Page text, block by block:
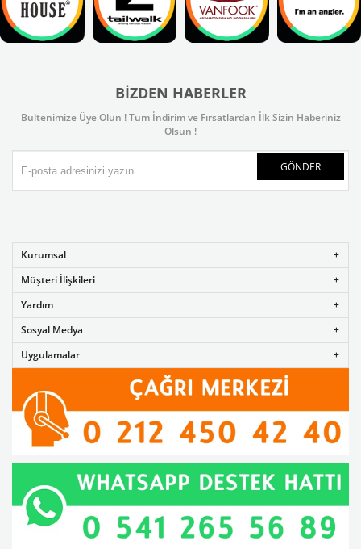
BIZDEN HABERLER
Bültenimize Üye Olun ! Tüm İndirim ve Fırsatlardan İlk Sizin Haberiniz
Olsun !
GÖNDER
Kurumsal
Müşteri İlişkileri
Yardım
Sosyal Medya
Uygulamalar